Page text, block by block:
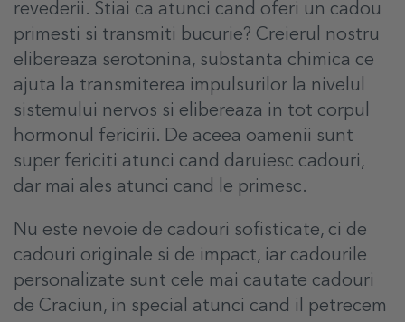
revederii. Stiai ca atunci cand oferi un cadou
primesti si transmiti bucurie? Creierul nostru
elibereaza serotonina, substanta chimica ce
ajuta la transmiterea impulsurilor la nivelul
sistemului nervos si elibereaza in tot corpul
hormonul fericirii. De aceea oamenii sunt
super fericiti atunci cand daruiesc cadouri,
dar mai ales atunci cand le primesc.
Nu este nevoie de cadouri sofisticate, ci de
cadouri originale si de impact, iar cadourile
personalizate sunt cele mai cautate cadouri
de Craciun, in special atunci cand il petrecem